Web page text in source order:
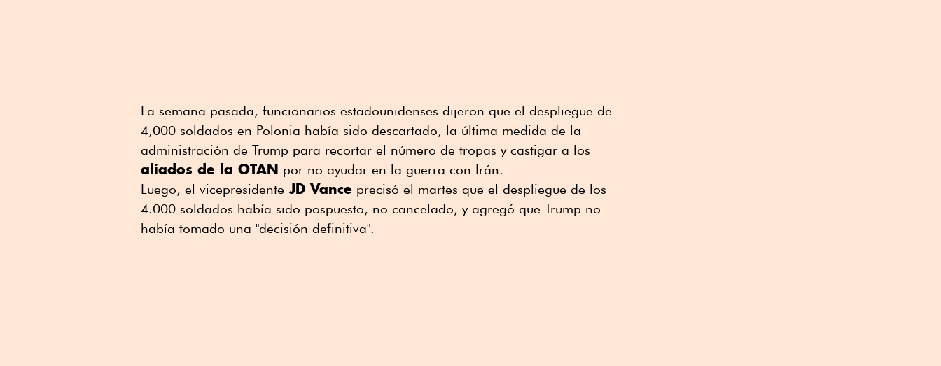
La semana pasada, funcionarios estadounidenses dijeron que el despliegue de
4,000 soldados en Polonia había sido descartado, la última medida de la
administración de Trump para recortar el número de tropas y castigar a los
aliados de la OTAN por no ayudar en la guerra con Irán.
Luego, el vicepresidente JD Vance precisó el martes que el despliegue de los
4.000 soldados había sido pospuesto, no cancelado, y agregó que Trump no
había tomado una "decisión definitiva".